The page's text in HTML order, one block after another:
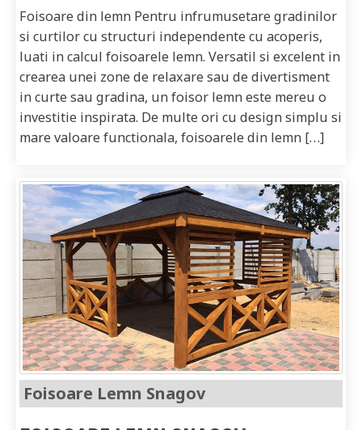
Foisoare din lemn Pentru infrumusetare gradinilor
si curtilor cu structuri independente cu acoperis,
luati in calcul foisoarele lemn. Versatil si excelent in
crearea unei zone de relaxare sau de divertisment
in curte sau gradina, un foisor lemn este mereu o
investitie inspirata. De multe ori cu design simplu si
mare valoare functionala, foisoarele din lemn […]
Foisoare Lemn Snagov